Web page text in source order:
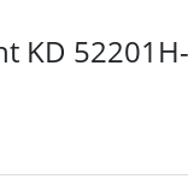
KD